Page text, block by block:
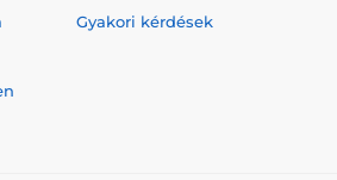
után feltekerve, papírszalagokkal
csomagolva, majd egy erős
Gyakori kérdések